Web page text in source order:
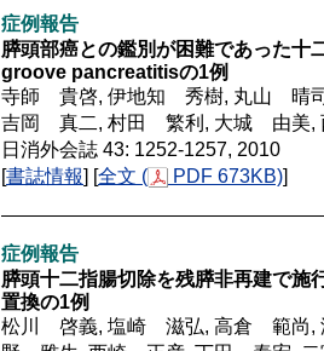
症例報告
膵頭部癌との鑑別が困難であった十
groove pancreatitisの1例
寺師 貴啓, 伊地知 秀樹, 丸山 晴
吉岡 真二, 村田 繁利, 大城 由美,
日消外会誌 43: 1252-1257, 2010
[書誌情報] [全文 ( PDF 673KB)]
症例報告
膵頭十二指腸切除を残膵非再建で施
置換の1例
松川 啓義, 塩崎 滋弘, 高倉 範尚